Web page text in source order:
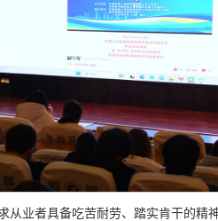
业者具备吃苦耐劳、踏实肯干的